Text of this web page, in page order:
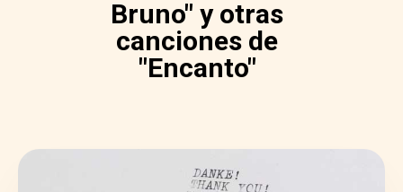
Bruno" y otras
canciones de
"Encanto"